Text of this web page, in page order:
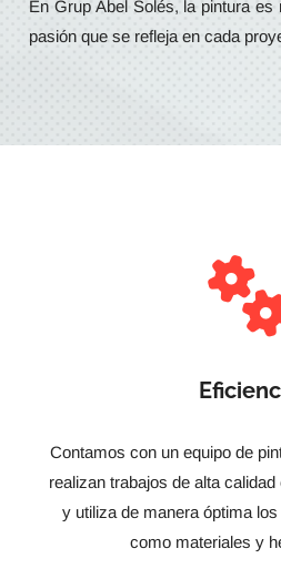
En Grup Abel Solés, la pintura
pasión que se refleja en cada
Contamos con un equipo de
realizan trabajos de alta
y utiliza de manera óptima
como materiales y